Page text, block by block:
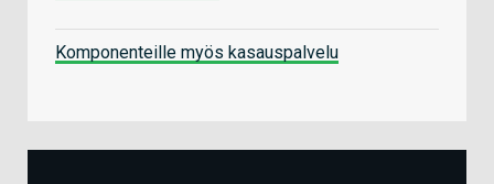
Komponenteille myös kasauspalvelu